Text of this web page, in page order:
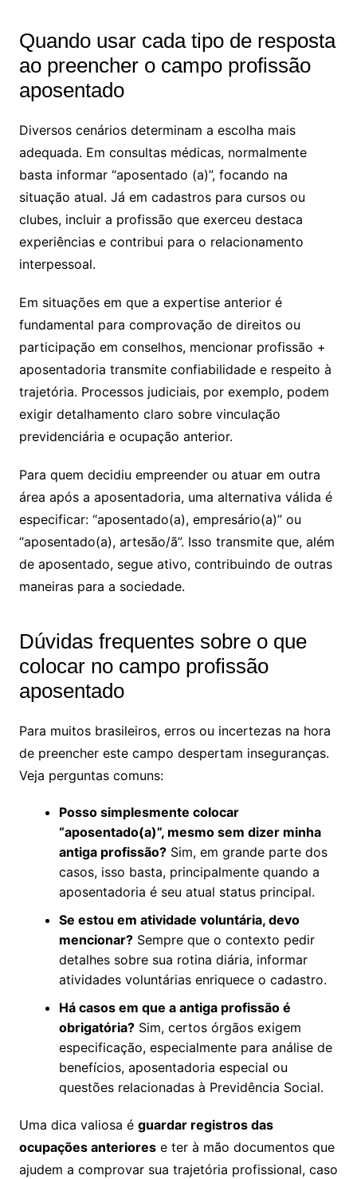
Quando usar cada tipo de resposta
ao preencher o campo profissão
aposentado
Diversos cenários determinam a escolha mais
adequada. Em consultas médicas, normalmente
basta informar “aposentado (a)”, focando na
situação atual. Já em cadastros para cursos ou
clubes, incluir a profissão que exerceu destaca
experiências e contribui para o relacionamento
interpessoal.
Em situações em que a expertise anterior é
fundamental para comprovação de direitos ou
participação em conselhos, mencionar profissão +
aposentadoria transmite confiabilidade e respeito à
trajetória. Processos judiciais, por exemplo, podem
exigir detalhamento claro sobre vinculação
previdenciária e ocupação anterior.
Para quem decidiu empreender ou atuar em outra
área após a aposentadoria, uma alternativa válida é
especificar: “aposentado(a), empresário(a)” ou
“aposentado(a), artesão/ã”. Isso transmite que, além
de aposentado, segue ativo, contribuindo de outras
maneiras para a sociedade.
Dúvidas frequentes sobre o que
colocar no campo profissão
aposentado
Para muitos brasileiros, erros ou incertezas na hora
de preencher este campo despertam inseguranças.
Veja perguntas comuns:
Posso simplesmente colocar
“aposentado(a)”, mesmo sem dizer minha
antiga profissão?Sim, em grande parte dos
casos, isso basta, principalmente quando a
aposentadoria é seu atual status principal.
Se estou em atividade voluntária, devo
mencionar?Sempre que o contexto pedir
detalhes sobre sua rotina diária, informar
atividades voluntárias enriquece o cadastro.
Há casos em que a antiga profissão é
obrigatória?Sim, certos órgãos exigem
especificação, especialmente para análise de
benefícios, aposentadoria especial ou
questões relacionadas à Previdência Social.
Uma dica valiosa é guardar registros das
ocupações anteriorese ter à mão documentos que
ajudem a comprovar sua trajetória profissional, caso